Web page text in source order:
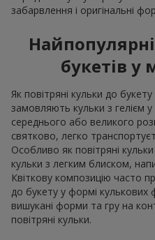
забарвлення і оригінальні
букетів у
Як повітряні кульки до
замовляють кульки з гелієм у
середнього або великого
святково, легко
Особливо як повітряні
кульки з легким блиском,
Квіткову композицію часто
до букету у формі
вишукані форми та гру на
повітряні кульки.